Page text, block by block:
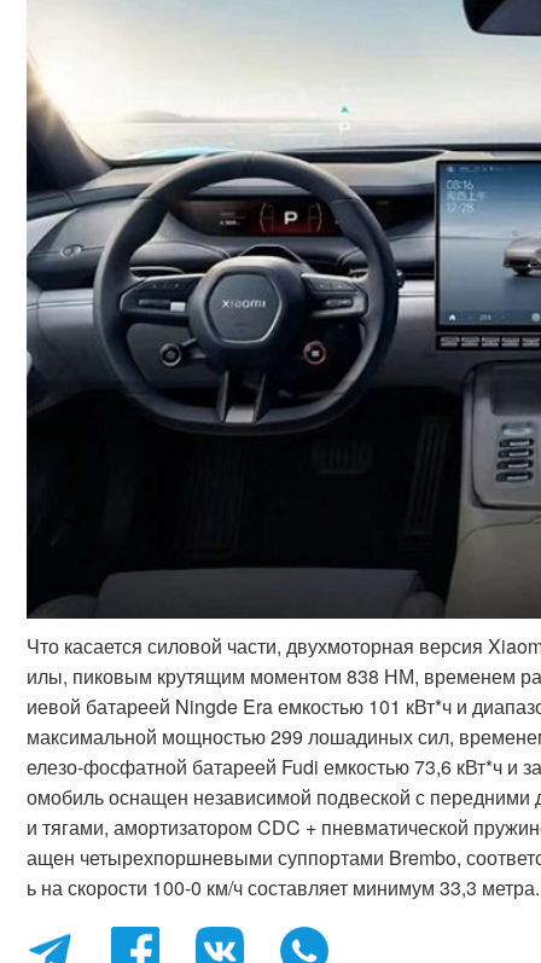
Что касается силовой части, двухмоторная версия
илы, пиковым крутящим моментом 838 НМ, временем
иевой батареей Ningde Era емкостью 101 кВт*ч и
максимальной мощностью 299 лошадиных сил,
елезо-фосфатной батареей Fudi емкостью 73,6 кВт*ч и
омобиль оснащен независимой подвеской с
и тягами, амортизатором CDC + пневматической
ащен четырехпоршневыми суппортами Brembo,
ь на скорости 100-0 км/ч составляет минимум 33,3 метра.